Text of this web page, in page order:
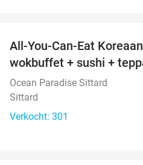
All-You-Can-Eat
wokbuffet + sushi +
Ocean Paradise Sittard
Sittard
Verkocht: 301